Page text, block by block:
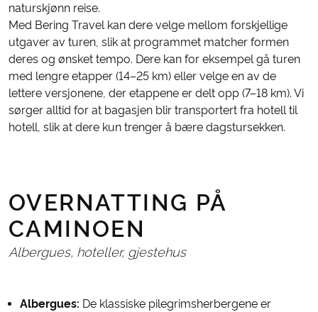
naturskjønn reise.
Med Bering Travel kan dere velge mellom forskjellige
utgaver av turen, slik at programmet matcher formen
deres og ønsket tempo. Dere kan for eksempel gå turen
med lengre etapper (14–25 km) eller velge en av de
lettere versjonene, der etappene er delt opp (7–18 km). Vi
sørger alltid for at bagasjen blir transportert fra hotell til
hotell, slik at dere kun trenger å bære dagstursekken.
OVERNATTING PÅ
CAMINOEN
Albergues, hoteller, gjestehus
Albergues: De klassiske pilegrimsherbergene er